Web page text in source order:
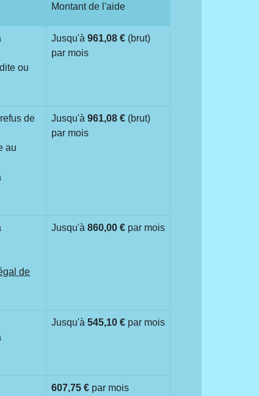
Montant de l'aide
ou
Jusqu'à961,08 € (brut)
par mois
de
au
Jusqu'à961,08 € (brut)
par mois
de
Jusqu'à860,00 € par mois
Jusqu'à545,10 € par mois
607,75 € par mois